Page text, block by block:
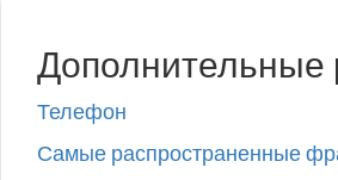
Дополнительные
Телефон
Самые распространенные